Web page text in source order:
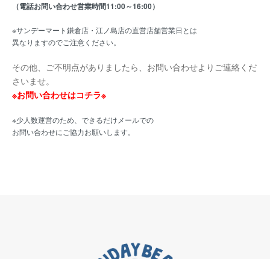
（電話お問い合わせ営業時間11:00～16:00）
※サンデーマート鎌倉店・江ノ島店の直営店舗営業日とは
異なりますのでご注意ください。
その他、ご不明点がありましたら、お問い合わせよりご連絡くだ
さいませ。
※お問い合わせはコチラ※
※少人数運営のため、できるだけメールでの
お問い合わせにご協力お願いします。